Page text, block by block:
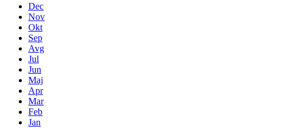
Dec
Nov
Okt
Sep
Avg
Jul
Jun
Maj
Apr
Mar
Feb
Jan